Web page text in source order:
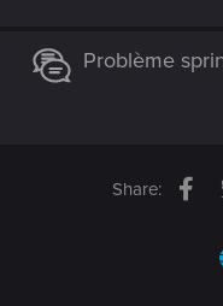
Problème
Share: